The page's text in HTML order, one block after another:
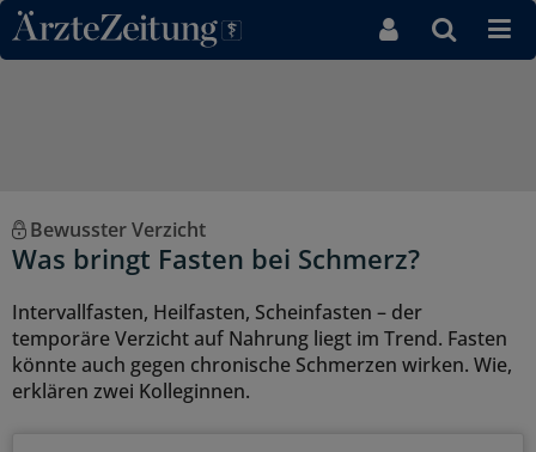
Direkt zum Inhaltsbereich
Bewusster Verzicht
Was bringt Fasten bei Schmerz?
Intervallfasten, Heilfasten, Scheinfasten – der
temporäre Verzicht auf Nahrung liegt im Trend. Fasten
könnte auch gegen chronische Schmerzen wirken. Wie,
erklären zwei Kolleginnen.